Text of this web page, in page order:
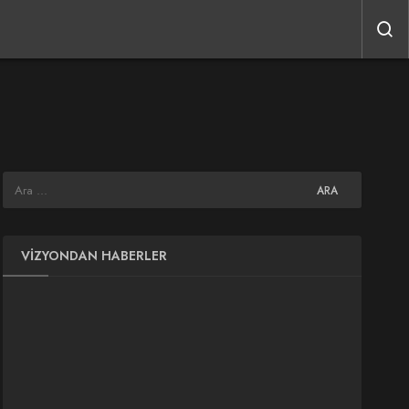
VIZYONDAN HABERLER